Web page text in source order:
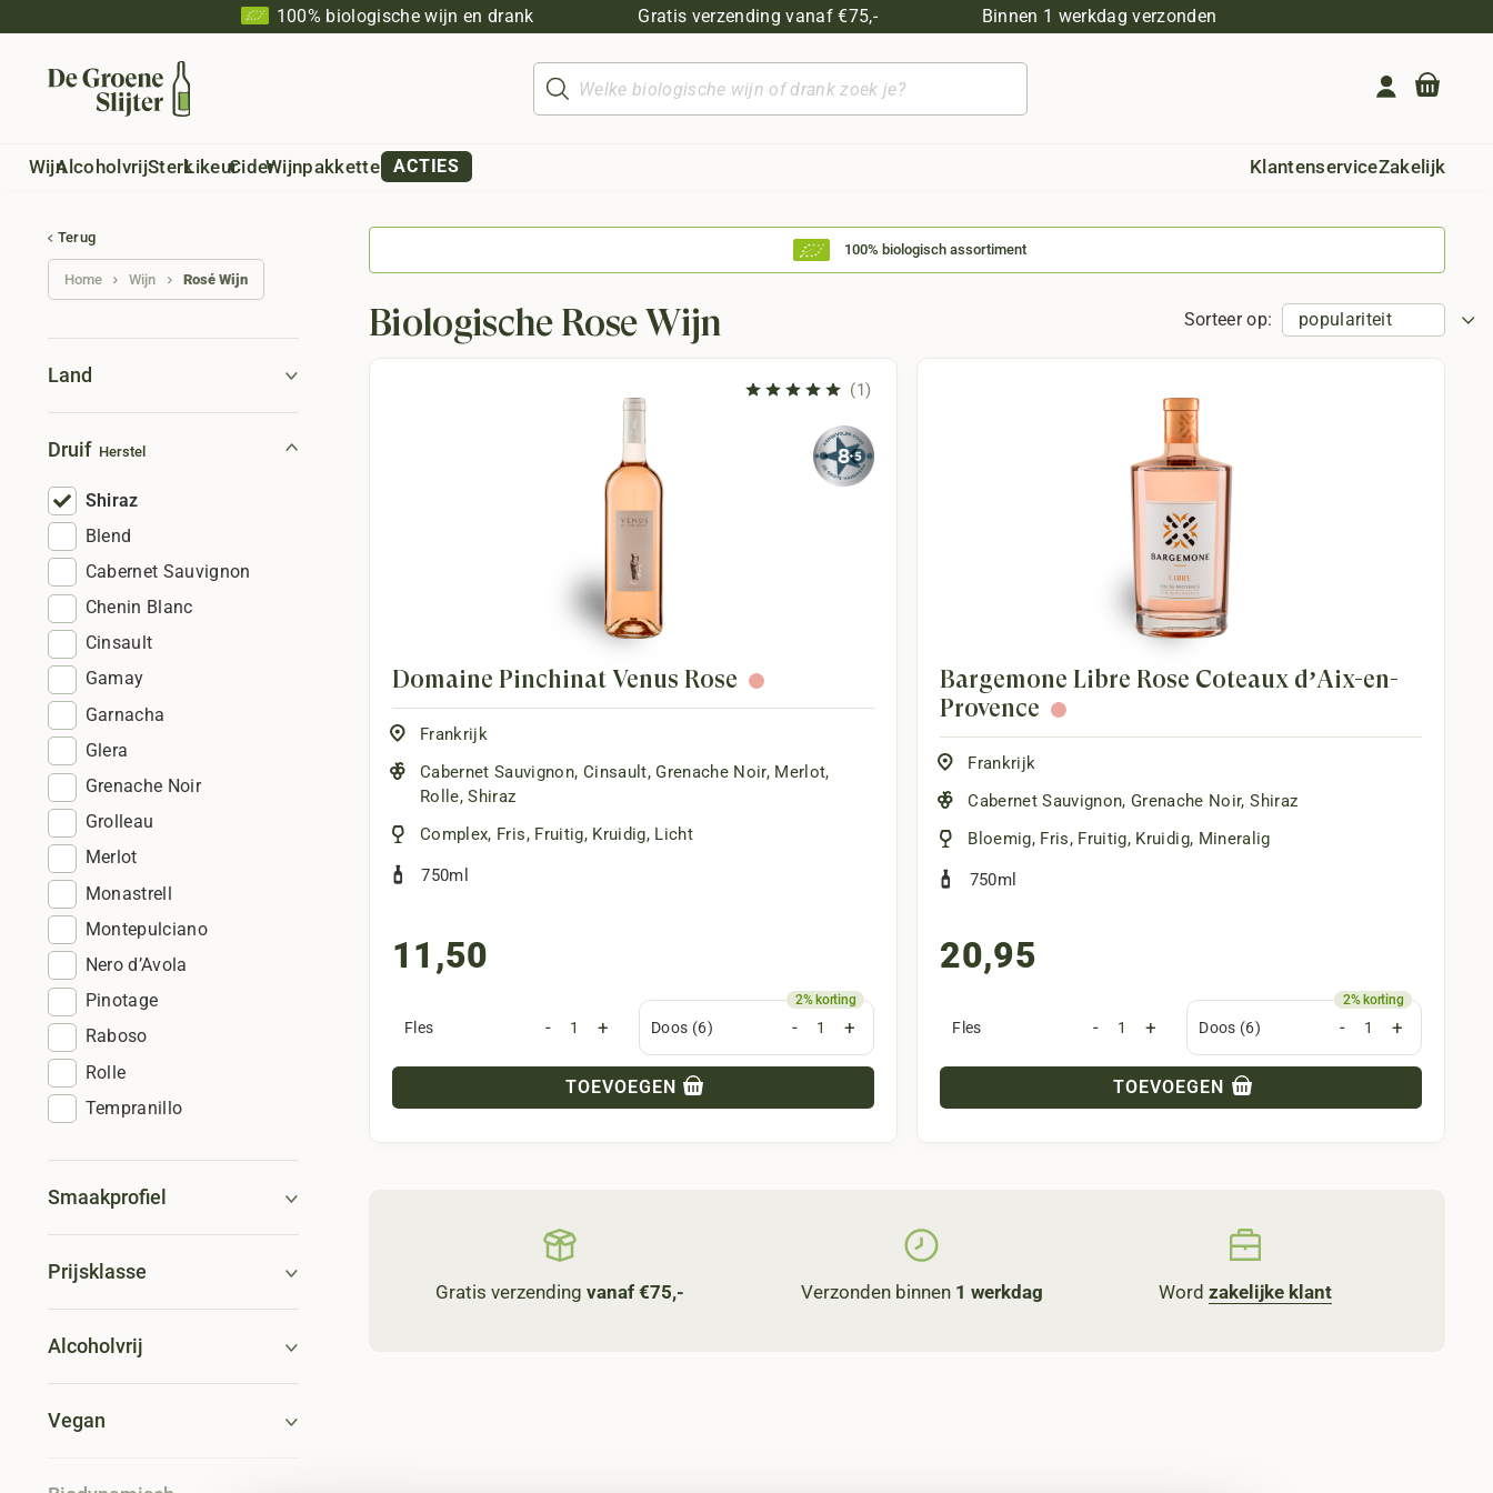
100% biologische wijn en drank Gratis verzending vanaf €75,- Binnen 1 werkdag verzonden
Producten
zoeken
WijnAlcoholvrijSterkLikeurCiderWijnpakketten ACTIES KlantenserviceZakelijk
100% biologisch assortiment
Biologische Rosé Wijn Sorteer op:
(1)
Domaine Pinchinat Venus Rosé
Frankrijk
Cabernet Sauvignon, Cinsault, Grenache Noir, Merlot,
Rolle,Shiraz
Complex, Fris, Fruitig, Kruidig, Licht
750ml
11,50
Fles - + Doos (6) - +
TOEVOEGEN
Bargemone Libre Rosé Coteaux d’Aix-en-
Provence
Frankrijk
Cabernet Sauvignon, Grenache Noir,Shiraz
Bloemig, Fris, Fruitig, Kruidig, Mineralig
750ml
20,95
Fles - + Doos (6) - +
TOEVOEGEN
Gratis verzendingvanaf €75,- Verzonden binnen 1 werkdag Word zakelijke klant
Terug
Home Wijn Rosé Wijn
Land
Druif Herstel
Blend
Cabernet Sauvignon
Chenin Blanc
Cinsault
Gamay
Garnacha
Glera
Grenache Noir
Grolleau
Merlot
Monastrell
Montepulciano
Nero d’Avola
Pinotage
Raboso
Rolle
Shiraz
Tempranillo
Smaakprofiel
Prijsklasse
Alcoholvrij
Vegan